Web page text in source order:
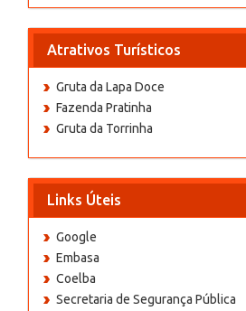
Atrativos Turísticos
Gruta da Lapa Doce
Fazenda Pratinha
Gruta da Torrinha
Links Úteis
Google
Embasa
Coelba
Secretaria de Segurança Pública